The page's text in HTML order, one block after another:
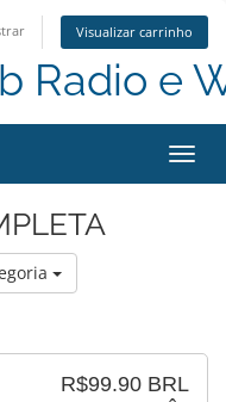
Visualizar carrinho
Radio e
R$99.90 BRL